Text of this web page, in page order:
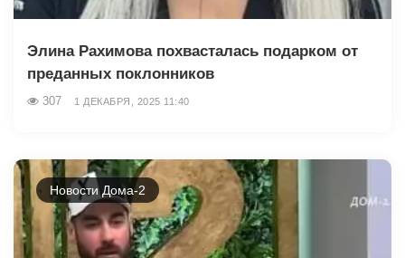
Элина Рахимова похвасталась подарком от
преданных поклонников
307 1 ДЕКАБРЯ, 2025 11:40
Новости Дома-2